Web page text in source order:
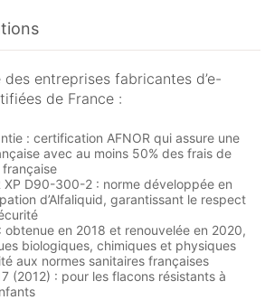
entreprises fabricantes d’e-
de France :
: certification AFNOR qui assure une
avec au moins 50% des frais de
française
XP D90-300-2 : norme développée en
d’Alfaliquid, garantissant le respect
obtenue en 2018 et renouvelée en 2020,
biologiques, chimiques et physiques
aux normes sanitaires françaises
(2012) : pour les flacons résistants à